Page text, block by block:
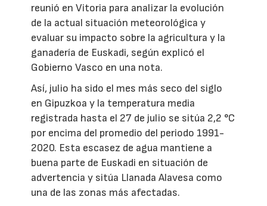
reunió en Vitoria para analizar la evolución
de la actual situación meteorológica y
evaluar su impacto sobre la agricultura y la
ganadería de Euskadi, según explicó el
Gobierno Vasco en una nota.
Así, julio ha sido el mes más seco del siglo
en Gipuzkoa y la temperatura media
registrada hasta el 27 de julio se sitúa 2,2 °C
por encima del promedio del periodo 1991-
2020. Esta escasez de agua mantiene a
buena parte de Euskadi en situación de
advertencia y sitúa Llanada Alavesa como
una de las zonas más afectadas.